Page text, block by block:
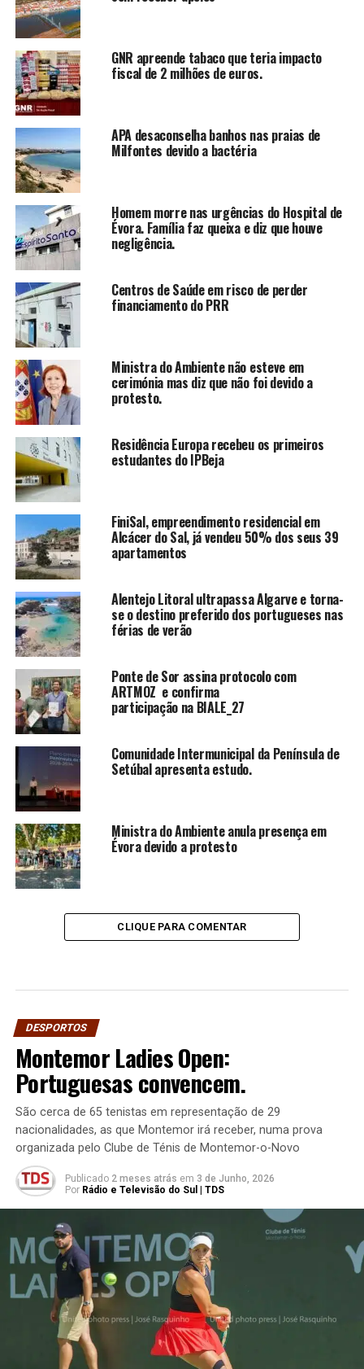
GNR apreende tabaco que teria impacto
fiscal de 2 milhões de euros.
APA desaconselha banhos nas praias de
Milfontes devido a bactéria
Homem morre nas urgências do Hospital de
Évora. Família faz queixa e diz que houve
negligência.
Centros de Saúde em risco de perder
financiamento do PRR
Ministra do Ambiente não esteve em
cerimónia mas diz que não foi devido a
protesto.
Residência Europa recebeu os primeiros
estudantes do IPBeja
FiniSal, empreendimento residencial em
Alcácer do Sal, já vendeu 50% dos seus 39
apartamentos
Alentejo Litoral ultrapassa Algarve e torna-
se o destino preferido dos portugueses nas
férias de verão
Ponte de Sor assina protocolo com
ARTMOZ e confirma
participação na BIALE_27
Comunidade Intermunicipal da Península de
Setúbal apresenta estudo.
Ministra do Ambiente anula presença em
Évora devido a protesto
CLIQUE PARA COMENTAR
DESPORTOS
Montemor Ladies Open:
Portuguesas convencem.
São cerca de 65 tenistas em representação de 29
nacionalidades, as que Montemor irá receber, numa prova
organizada pelo Clube de Ténis de Montemor-o-Novo
Publicado 2 meses atrás em 3 de Junho, 2026
Por Rádio e Televisão do Sul | TDS